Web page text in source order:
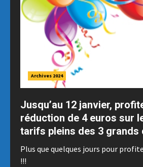
Archives 2024
Jusqu’au 12 janvier,
réduction de 4 euros sur
tarifs pleins des 3 grands
Plus que quelques jours pour
!!!